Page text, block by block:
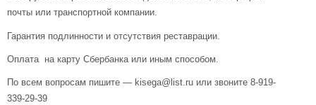
почты или транспортной компании.
Гарантия подлинности и отсутствия реставрации.
Оплата на карту Сбербанка или иным способом.
По всем вопросам пишите — kisega@list.ru или звоните 8-919-
339-29-39